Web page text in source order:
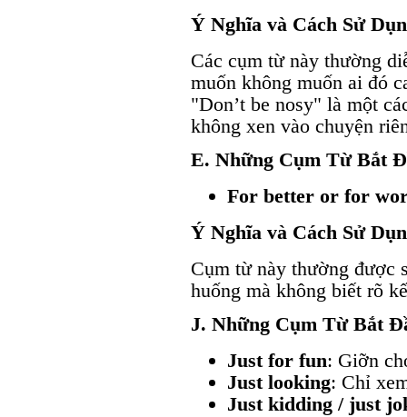
Ý Nghĩa và Cách Sử
Các cụm từ này thường
muốn không muốn ai đó
"Don’t be nosy" là một
không xen vào chuyện
E. Những Cụm Từ Bắt
For better or for
Ý Nghĩa và Cách Sử
Cụm từ này thường được
huống mà không biết rõ
J. Những Cụm Từ Bắt
Just for fun: Giỡn
Just looking: Chỉ
Just kidding / just